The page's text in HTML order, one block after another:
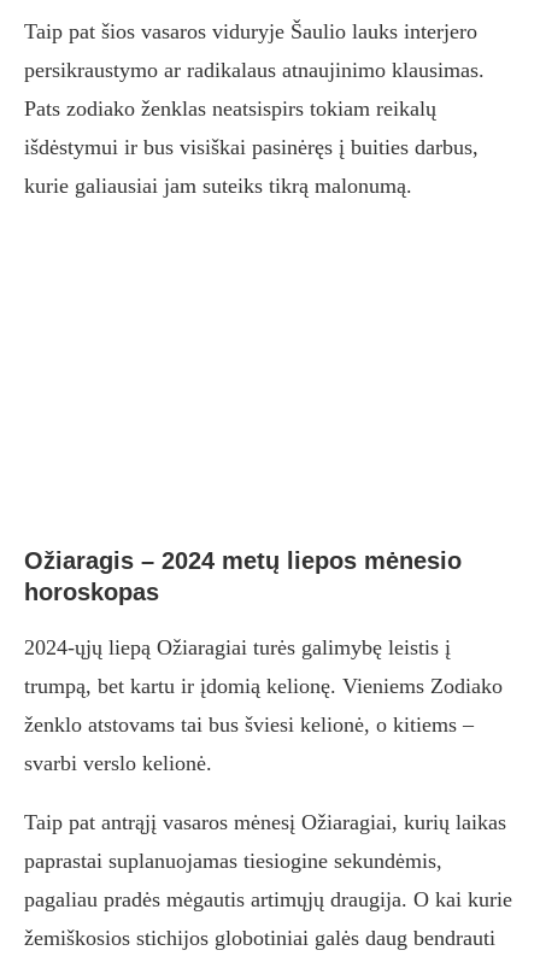
Taip pat šios vasaros viduryje Šaulio lauks interjero
persikraustymo ar radikalaus atnaujinimo klausimas.
Pats zodiako ženklas neatsispirs tokiam reikalų
išdėstymui ir bus visiškai pasinėręs į buities darbus,
kurie galiausiai jam suteiks tikrą malonumą.
Ožiaragis – 2024 metų liepos mėnesio
horoskopas
2024-ųjų liepą Ožiaragiai turės galimybę leistis į
trumpą, bet kartu ir įdomią kelionę. Vieniems Zodiako
ženklo atstovams tai bus šviesi kelionė, o kitiems –
svarbi verslo kelionė.
Taip pat antrąjį vasaros mėnesį Ožiaragiai, kurių laikas
paprastai suplanuojamas tiesiogine sekundėmis,
pagaliau pradės mėgautis artimųjų draugija. O kai kurie
žemiškosios stichijos globotiniai galės daug bendrauti